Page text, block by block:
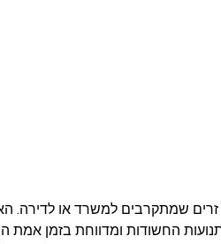
שמתקרבים למשרד או לדירה.
החשודות ומדווחת בזמן אמת הן